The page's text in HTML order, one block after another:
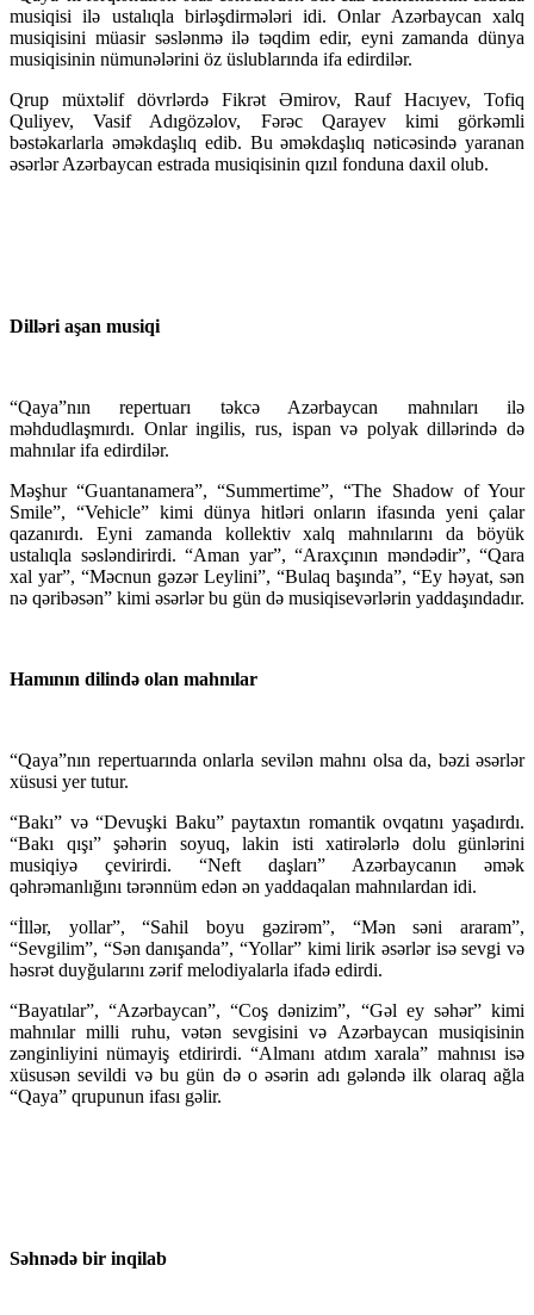
musiqisi ilə ustalıqla birləşdirmələri idi. Onlar Azərbaycan xalq
musiqisini müasir səslənmə ilə təqdim edir, eyni zamanda dünya
musiqisinin nümunələrini öz üslublarında ifa edirdilər.
Qrup müxtəlif dövrlərdə Fikrət Əmirov, Rauf Hacıyev, Tofiq
Quliyev, Vasif Adıgözəlov, Fərəc Qarayev kimi görkəmli
bəstəkarlarla əməkdaşlıq edib. Bu əməkdaşlıq nəticəsində yaranan
əsərlər Azərbaycan estrada musiqisinin qızıl fonduna daxil olub.
Dilləri aşan musiqi
“Qaya”nın repertuarı təkcə Azərbaycan mahnıları ilə
məhdudlaşmırdı. Onlar ingilis, rus, ispan və polyak dillərində də
mahnılar ifa edirdilər.
Məşhur “Guantanamera”, “Summertime”, “The Shadow of Your
Smile”, “Vehicle” kimi dünya hitləri onların ifasında yeni çalar
qazanırdı. Eyni zamanda kollektiv xalq mahnılarını da böyük
ustalıqla səsləndirirdi. “Aman yar”, “Araxçının məndədir”, “Qara
xal yar”, “Məcnun gəzər Leylini”, “Bulaq başında”, “Ey həyat, sən
nə qəribəsən” kimi əsərlər bu gün də musiqisevərlərin yaddaşındadır.
Hamının dilində olan mahnılar
“Qaya”nın repertuarında onlarla sevilən mahnı olsa da, bəzi əsərlər
xüsusi yer tutur.
“Bakı” və “Devuşki Baku” paytaxtın romantik ovqatını yaşadırdı.
“Bakı qışı” şəhərin soyuq, lakin isti xatirələrlə dolu günlərini
musiqiyə çevirirdi. “Neft daşları” Azərbaycanın əmək
qəhrəmanlığını tərənnüm edən ən yaddaqalan mahnılardan idi.
“İllər, yollar”, “Sahil boyu gəzirəm”, “Mən səni araram”,
“Sevgilim”, “Sən danışanda”, “Yollar” kimi lirik əsərlər isə sevgi və
həsrət duyğularını zərif melodiyalarla ifadə edirdi.
“Bayatılar”, “Azərbaycan”, “Coş dənizim”, “Gəl ey səhər” kimi
mahnılar milli ruhu, vətən sevgisini və Azərbaycan musiqisinin
zənginliyini nümayiş etdirirdi. “Almanı atdım xarala” mahnısı isə
xüsusən sevildi və bu gün də o əsərin adı gələndə ilk olaraq ağla
“Qaya” qrupunun ifası gəlir.
Səhnədə bir inqilab